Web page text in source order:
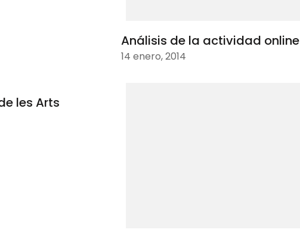
Análisis de la actividad online
14 enero, 2014
les Arts